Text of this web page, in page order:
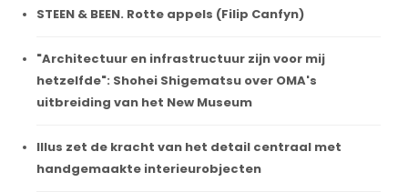
STEEN & BEEN. Rotte appels (Filip Canfyn)
"Architectuur en infrastructuur zijn voor mij
hetzelfde": Shohei Shigematsu over OMA's
uitbreiding van het New Museum
Illus zet de kracht van het detail centraal met
handgemaakte interieurobjecten